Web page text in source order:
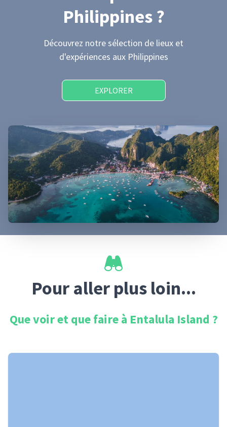
Philippines?
Découvrez notre sélection de lieux et
d'expériences aux Philippines
EXPLORER
Pour aller plus loin...
Que voir et que faire à Entalula Island ?